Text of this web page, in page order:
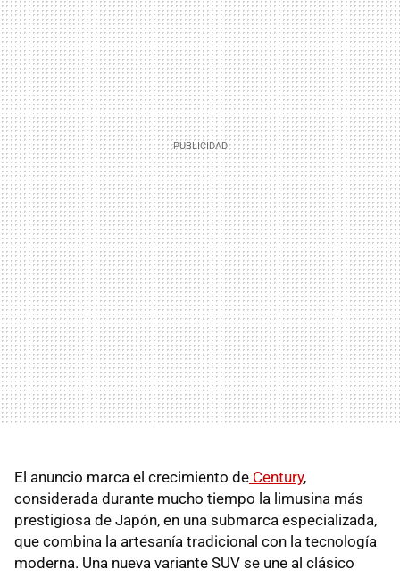
El anuncio marca el crecimiento de Century,
considerada durante mucho tiempo la limusina más
prestigiosa de Japón, en una submarca especializada,
que combina la artesanía tradicional con la tecnología
moderna. Una nueva variante SUV se une al clásico